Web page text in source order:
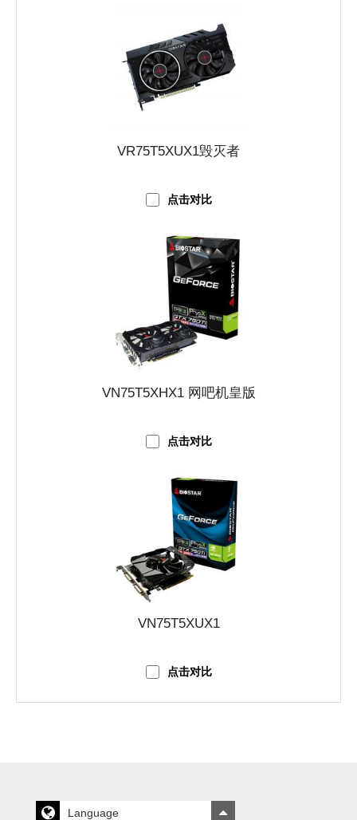
VR75T5XUX1毁灭者
点击对比
VN75T5XHX1 网吧机皇版
点击对比
VN75T5XUX1
点击对比
Language